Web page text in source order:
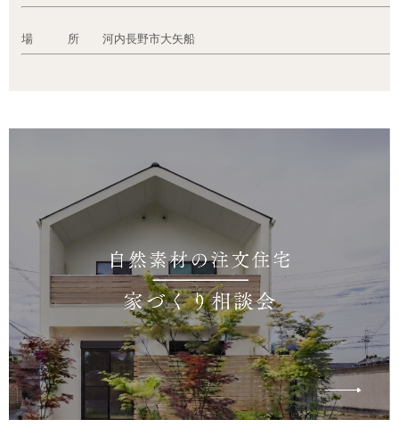
場 所 河内長野市大矢船